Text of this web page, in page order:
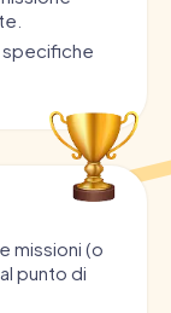
specifiche
missioni (o
punto di